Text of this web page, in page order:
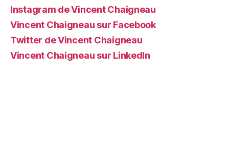
Instagram de Vincent Chaigneau
Vincent Chaigneau sur Facebook
Twitter de Vincent Chaigneau
Vincent Chaigneau sur LinkedIn